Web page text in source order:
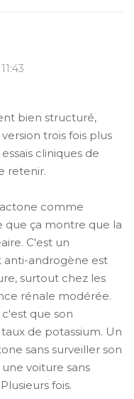
bien structuré,
trois fois plus
cliniques de
retenir.
comme
que ça montre que la
C'est un
anti-androgène est
surtout chez les
rénale modérée.
que son
de potassium. Un
sans surveiller son
voiture sans
fois.